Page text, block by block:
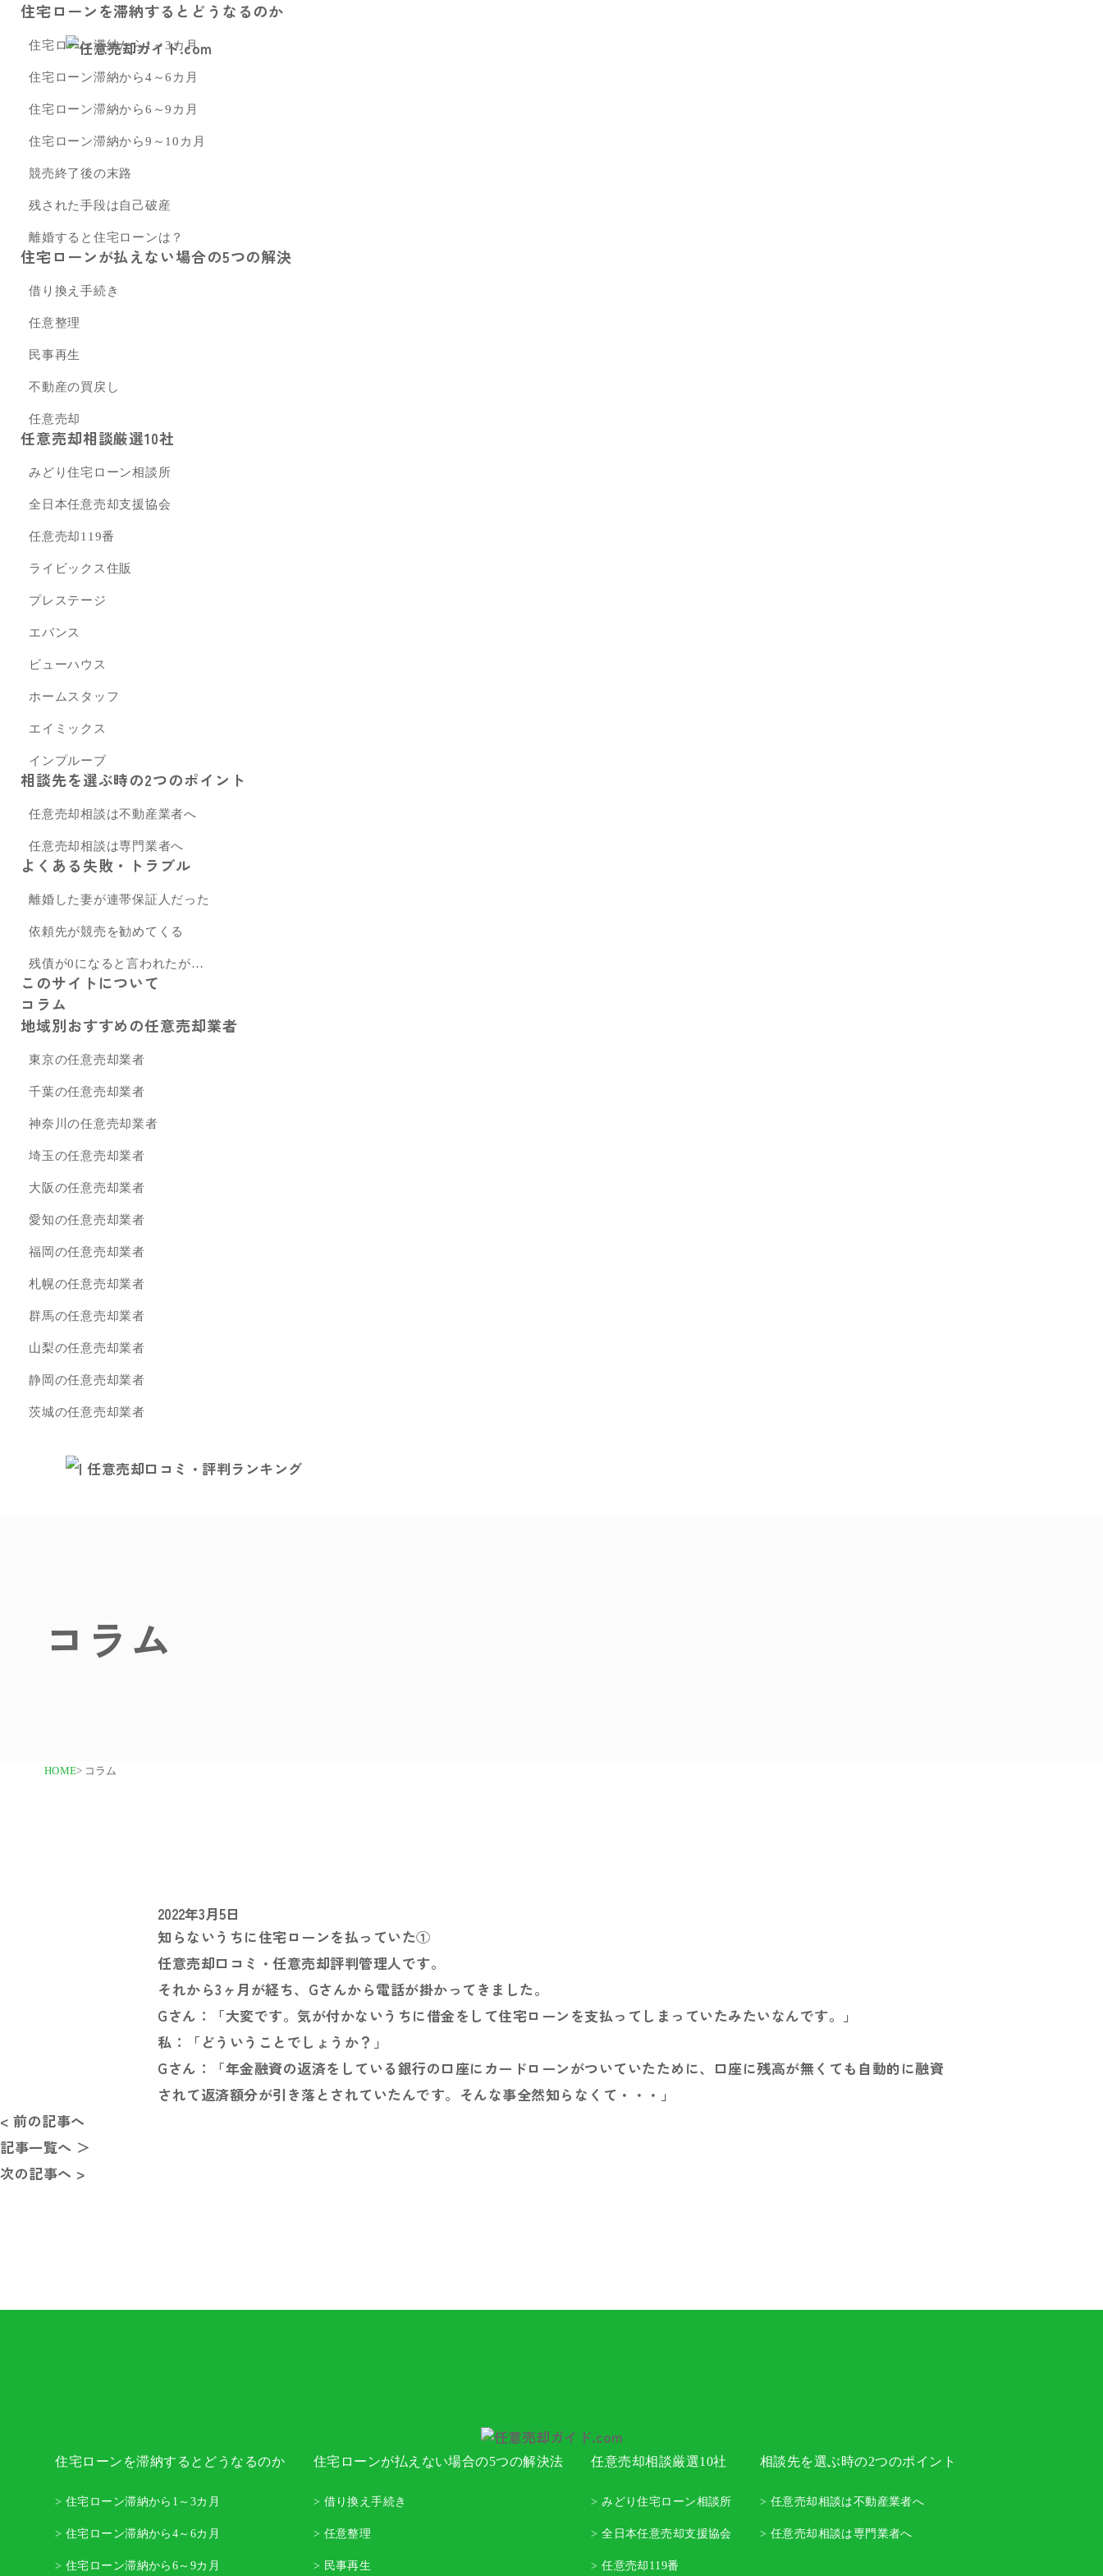
住宅ローンを滞納するとどうなるのか
住宅ローン滞納から1～3カ月
住宅ローン滞納から4～6カ月
住宅ローン滞納から6～9カ月
住宅ローン滞納から9～10カ月
競売終了後の末路
残された手段は自己破産
離婚すると住宅ローンは？
住宅ローンが払えない場合の5つの解決
借り換え手続き
任意整理
民事再生
不動産の買戻し
任意売却
任意売却相談厳選10社
みどり住宅ローン相談所
全日本任意売却支援協会
任意売却119番
ライビックス住販
プレステージ
エバンス
ビューハウス
ホームスタッフ
エイミックス
インプルーブ
相談先を選ぶ時の2つのポイント
任意売却相談は不動産業者へ
任意売却相談は専門業者へ
よくある失敗・トラブル
離婚した妻が連帯保証人だった
依頼先が競売を勧めてくる
残債が0になると言われたが…
このサイトについて
コラム
地域別おすすめの任意売却業者
東京の任意売却業者
千葉の任意売却業者
神奈川の任意売却業者
埼玉の任意売却業者
大阪の任意売却業者
愛知の任意売却業者
福岡の任意売却業者
札幌の任意売却業者
群馬の任意売却業者
山梨の任意売却業者
静岡の任意売却業者
茨城の任意売却業者
コラム
HOME> コラム
2022年3月5日
知らないうちに住宅ローンを払っていた①
任意売却口コミ・任意売却評判管理人です。
それから3ヶ月が経ち、Gさんから電話が掛かってきました。
Gさん：「大変です。気が付かないうちに借金をして住宅ローンを支払ってしまっていたみたいなんです。」
私：「どういうことでしょうか？」
Gさん：「年金融資の返済をしている銀行の口座にカードローンがついていたために、口座に残高が無くても自動的に融資
されて返済額分が引き落とされていたんです。そんな事全然知らなくて・・・」
< 前の記事へ
記事一覧へ ＞
次の記事へ >
住宅ローンを滞納するとどうなるのか
> 住宅ローン滞納から1～3カ月
> 住宅ローン滞納から4～6カ月
> 住宅ローン滞納から6～9カ月
住宅ローンが払えない場合の5つの解決法
> 借り換え手続き
> 任意整理
> 民事再生
任意売却相談厳選10社
> みどり住宅ローン相談所
> 全日本任意売却支援協会
> 任意売却119番
相談先を選ぶ時の2つのポイント
> 任意売却相談は不動産業者へ
> 任意売却相談は専門業者へ